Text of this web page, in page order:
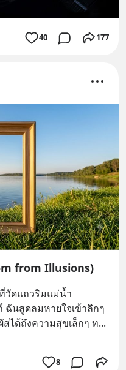
40 177
from Illusions)
ดแถวริมแม่น้ำ
ฉันสูดลมหายใจเข้าลึกๆ
ได้ถึงความสุขเล็กๆ ท
8